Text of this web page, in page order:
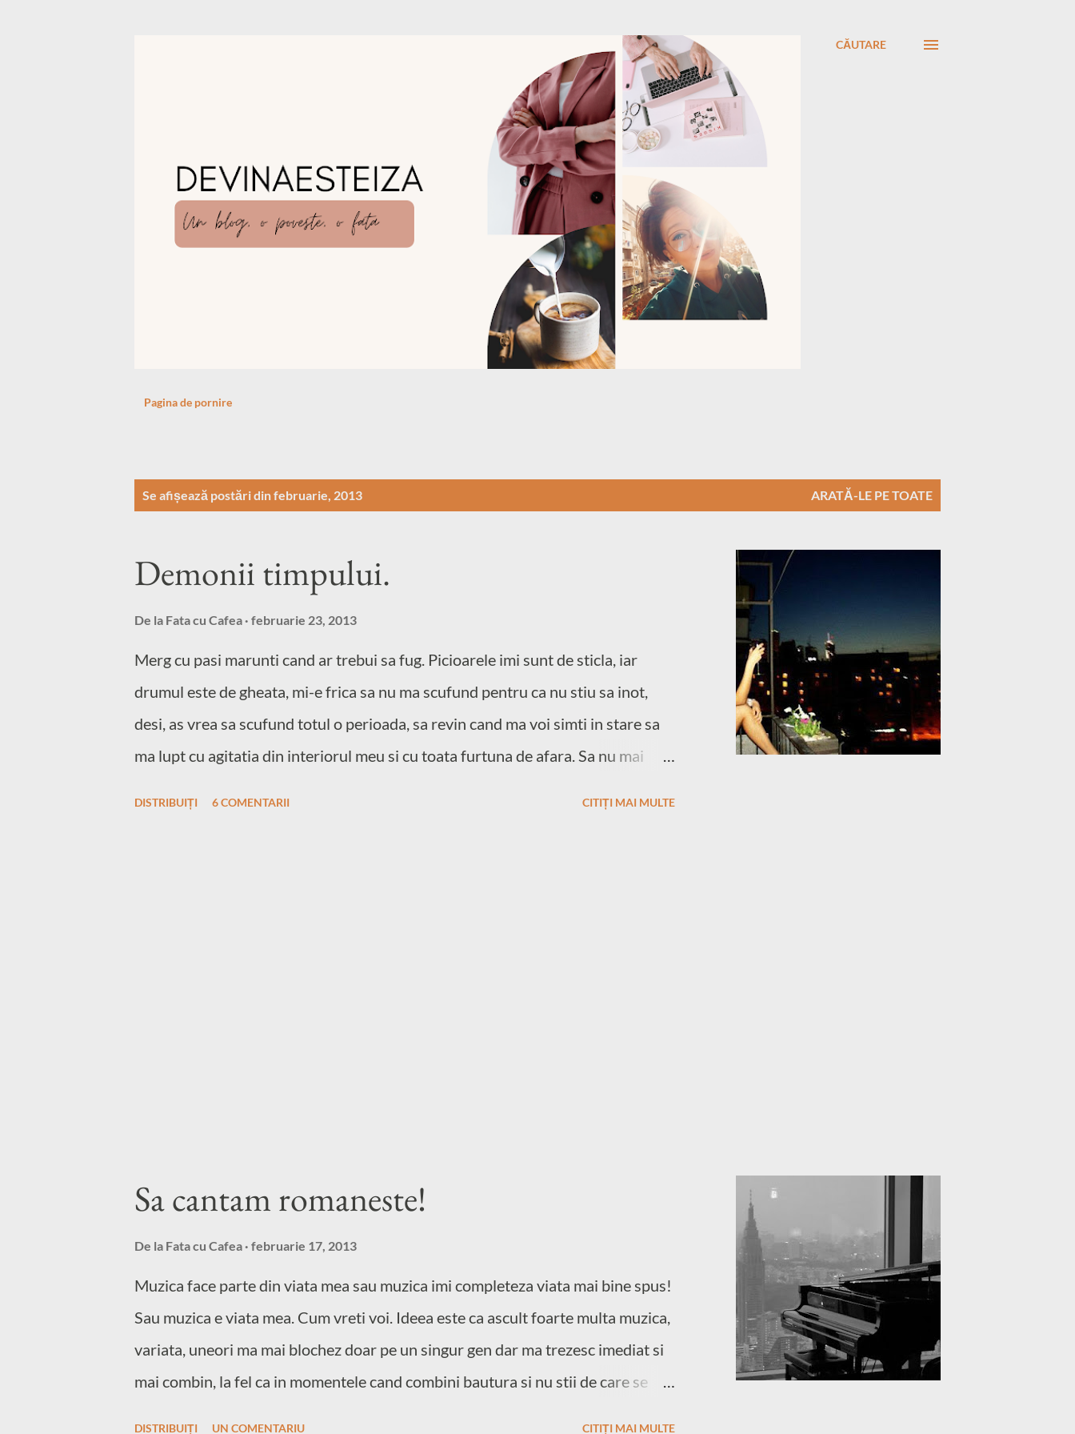
CĂUTARE
Pagina de pornire
Se afișează postări din februarie, 2013 ARATĂ-LE PE TOATE
Demonii timpului.
De la Fata cu Cafea februarie 23, 2013
Merg cu pasi marunti cand ar trebui sa fug. Picioarele imi sunt de sticla, iar
drumul este de gheata, mi-e frica sa nu ma scufund pentru ca nu stiu sa inot,
desi, as vrea sa scufund totul o perioada, sa revin cand ma voi simti in stare sa
ma lupt cu agitatia din interiorul meu si cu toata furtuna de afara. Sa nu mai
DISTRIBUIȚI 6 COMENTARII CITIȚI MAI MULTE
Sa cantam romaneste!
De la Fata cu Cafea februarie 17, 2013
Muzica face parte din viata mea sau muzica imi completeza viata mai bine spus!
Sau muzica e viata mea. Cum vreti voi. Ideea este ca ascult foarte multa muzica,
variata, uneori ma mai blochez doar pe un singur gen dar ma trezesc imediat si
mai combin, la fel ca in momentele cand combini bautura si nu stii de care se
DISTRIBUIȚI UN COMENTARIU CITIȚI MAI MULTE